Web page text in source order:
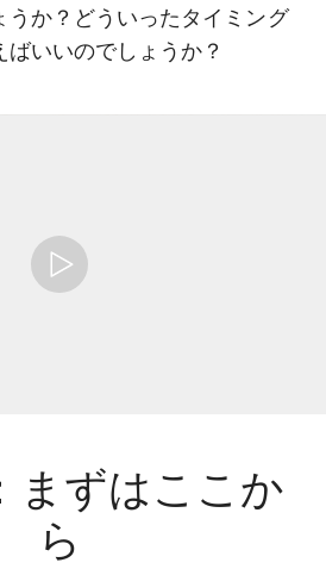
うか？どういったタイミング
いいのでしょうか？
まずはここか
ら